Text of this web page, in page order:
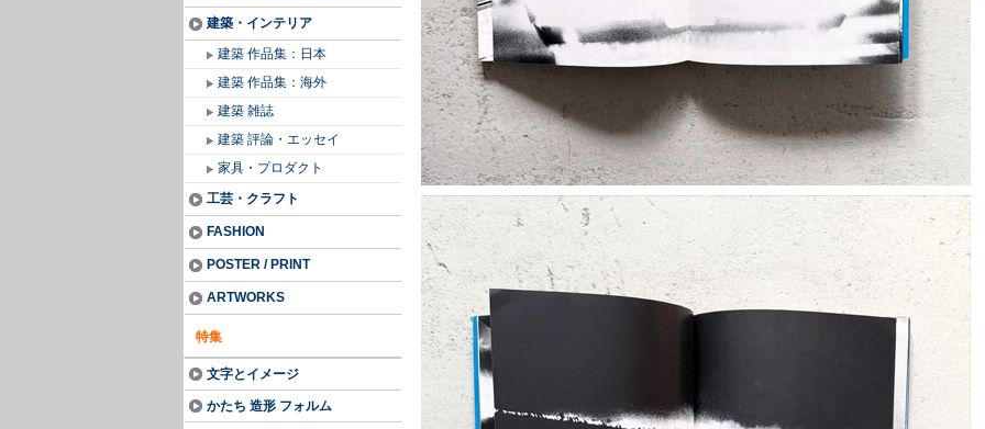
建築・インテリア
建築 作品集：日本
建築 作品集：海外
建築 雑誌
建築 評論・エッセイ
家具・プロダクト
工芸・クラフト
FASHION
POSTER / PRINT
ARTWORKS
特集
文字とイメージ
かたち 造形 フォルム